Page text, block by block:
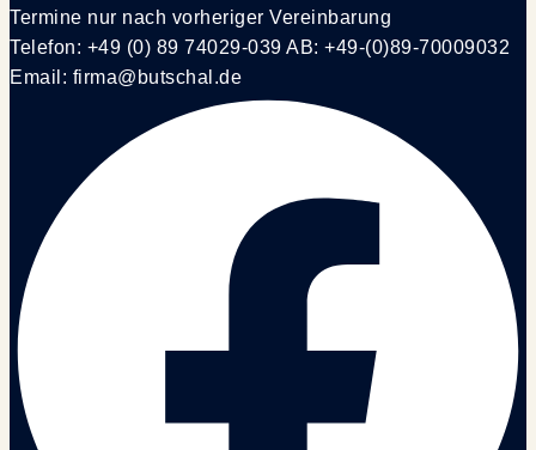
Termine nur nach vorheriger Vereinbarung
Telefon: +49 (0) 89 74029-039 AB: +49-(0)89-70009032
Email: firma@butschal.de